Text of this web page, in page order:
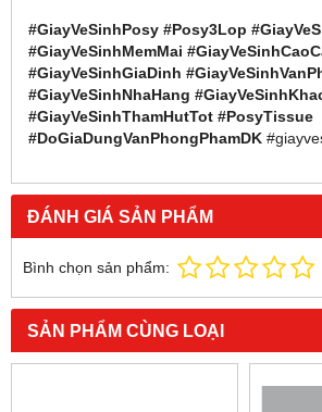
#GiayVeSinhPosy #Posy3Lop
#GiayVeSinhMemMai
#GiayVeSinhGiaDinh
#GiayVeSinhNhaHang
#GiayVeSinhThamHutTot #PosyTissue
#DoGiaDungVanPhongPhamDK
ĐÁNH GIÁ SẢN PHẨM
Bình chọn sản phẩm:
SẢN PHẨM CÙNG LOẠI